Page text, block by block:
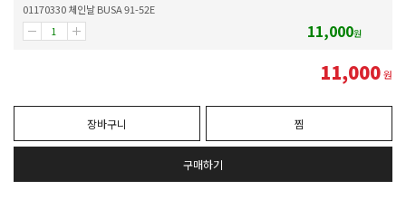
01170330 체인날 BUSA 91-52E
11,000원
11,000원
장바구니 찜
구매하기